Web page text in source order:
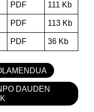
PDF 111 Kb
PDF 113 Kb
PDF 36 Kb
DAUDEN